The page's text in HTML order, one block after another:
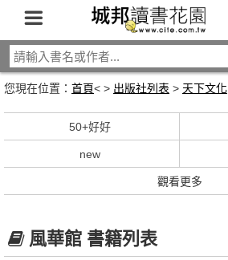
您現在位置： 首頁< > 出版社列表 > 天下文化
50+好好
new
觀看更多
風華館 書籍列表